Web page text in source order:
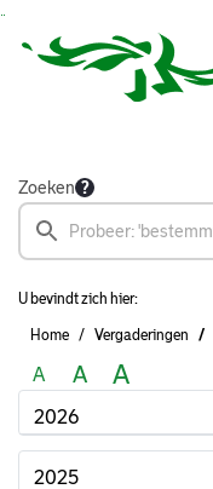
Zoeken
U bevindt zich hier:
Home Vergaderingen
A A A
2026
2025